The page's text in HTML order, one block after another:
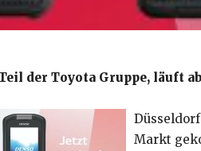
der Toyota Gruppe, läuft
Markt